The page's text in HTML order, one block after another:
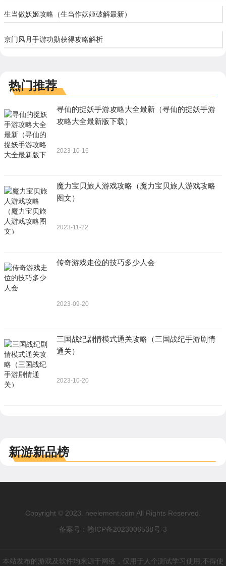
生当做妖姬攻略（生当作妖姬破解最新）
京门风月手游功勋获得攻略解析
热门推荐
寻仙的捉妖手游攻略大全最新（寻仙的捉妖手游
攻略大全最新版下载）
2023-10-16
魔力宝贝旅人游戏攻略（魔力宝贝旅人游戏攻略
图文）
2023-11-22
传奇游戏走位的技巧多少人会
2023-09-20
三国战纪剧情模式通关攻略（三国战纪手游剧情
通关）
2023-10-20
新游新品榜
Copyright © 2023. heelement.com All Rights Reserved.
备案号： 赣ICP备2023006538号-3
本站发布的游戏及软件均来源于网络，仅用于人个测试学习使用,不得使